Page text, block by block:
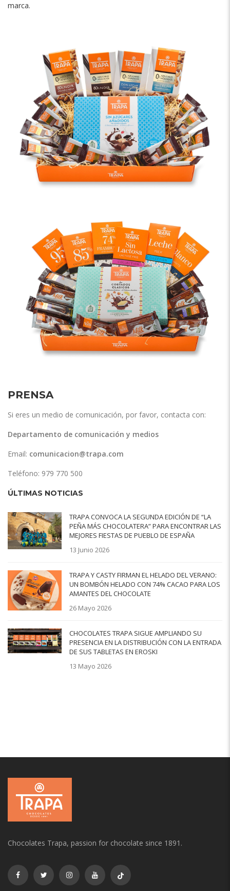
marca.
PRENSA
Si eres un medio de comunicación, por favor, contacta con:
Departamento de comunicación y medios
Email: comunicacion@trapa.com
Teléfono: 979 770 500
ÚLTIMAS NOTICIAS
TRAPA CONVOCA LA SEGUNDA EDICIÓN DE “LA
PEÑA MÁS CHOCOLATERA” PARA ENCONTRAR LAS
MEJORES FIESTAS DE PUEBLO DE ESPAÑA
13 Junio 2026
TRAPA Y CASTY FIRMAN EL HELADO DEL VERANO:
UN BOMBÓN HELADO CON 74% CACAO PARA LOS
AMANTES DEL CHOCOLATE
26 Mayo 2026
CHOCOLATES TRAPA SIGUE AMPLIANDO SU
PRESENCIA EN LA DISTRIBUCIÓN CON LA ENTRADA
DE SUS TABLETAS EN EROSKI
13 Mayo 2026
Chocolates Trapa, passion for chocolate since 1891.